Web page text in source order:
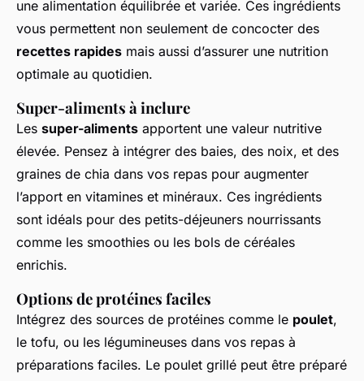
une alimentation équilibrée et variée. Ces ingrédients
vous permettent non seulement de concocter des
recettes rapides mais aussi d’assurer une nutrition
optimale au quotidien.
Super-aliments à inclure
Les super-aliments apportent une valeur nutritive
élevée. Pensez à intégrer des baies, des noix, et des
graines de chia dans vos repas pour augmenter
l’apport en vitamines et minéraux. Ces ingrédients
sont idéals pour des petits-déjeuners nourrissants
comme les smoothies ou les bols de céréales
enrichis.
Options de protéines faciles
Intégrez des sources de protéines comme le poulet,
le tofu, ou les légumineuses dans vos repas à
préparations faciles. Le poulet grillé peut être préparé